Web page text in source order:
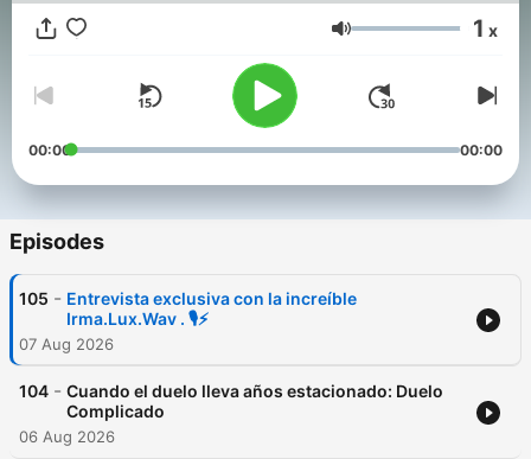
Volume 1 x
00:00 00:00
Episodes
105 - Entrevista exclusiva con la increíble
Irma.Lux.Wav . 🎙️⚡
07 Aug 2026
104 - Cuando el duelo lleva años estacionado: Duelo
Complicado
06 Aug 2026